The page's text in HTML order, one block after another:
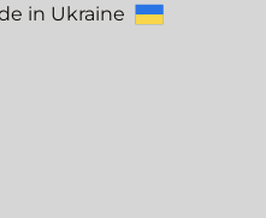
in Ukraine